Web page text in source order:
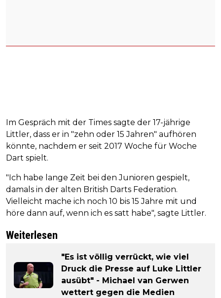
Im Gespräch mit der Times sagte der 17-jährige
Littler, dass er in "zehn oder 15 Jahren" aufhören
könnte, nachdem er seit 2017 Woche für Woche
Dart spielt.
"Ich habe lange Zeit bei den Junioren gespielt,
damals in der alten British Darts Federation.
Vielleicht mache ich noch 10 bis 15 Jahre mit und
höre dann auf, wenn ich es satt habe", sagte Littler.
Weiterlesen
"Es ist völlig verrückt, wie viel
Druck die Presse auf Luke Littler
ausübt" - Michael van Gerwen
wettert gegen die Medien